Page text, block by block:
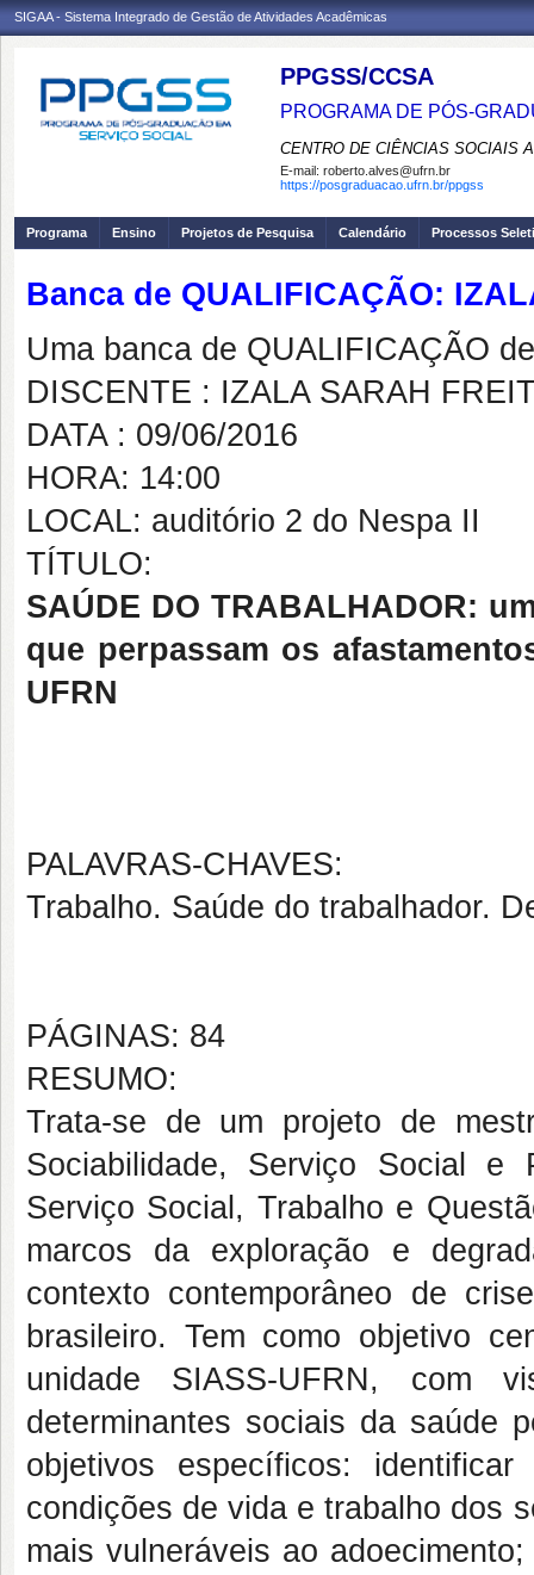
SIGAA - Sistema Integrado de Gestão de Atividades Acadêmicas
PPGSS/CCSA
PROGRAMA DE PÓS-
CENTRO DE CIÊNCIAS SOCIAIS
E-mail: roberto.alves@ufrn.br
https://posgraduacao.ufrn.br/ppgss
Programa Ensino Projetos de Pesquisa Calendário Processos
Banca de QUALIFICAÇÃO:
Uma banca de QUALIFICAÇÃO
DISCENTE : IZALA SARAH
DATA : 09/06/2016
HORA: 14:00
LOCAL: auditório 2 do Nespa II
TÍTULO:
SAÚDE DO TRABALHADOR:
que perpassam os
UFRN
PALAVRAS-CHAVES:
Trabalho. Saúde do trabalhador.
PÁGINAS: 84
RESUMO:
Trata-se de um projeto de
Sociabilidade, Serviço Social
Serviço Social, Trabalho e
marcos da exploração e
contexto contemporâneo de
brasileiro. Tem como objetivo
unidade SIASS-UFRN, com
determinantes sociais da saúde
objetivos específicos:
condições de vida e trabalho dos
mais vulneráveis ao